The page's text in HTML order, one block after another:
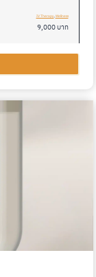
IV Therapy, Wellness
9,000 บาท